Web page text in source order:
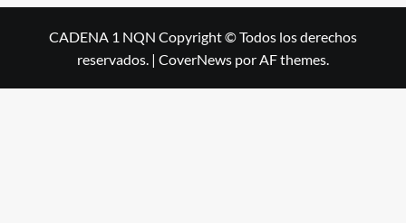
CADENA 1 NQN Copyright © Todos los derechos
reservados. | CoverNews por AF themes.